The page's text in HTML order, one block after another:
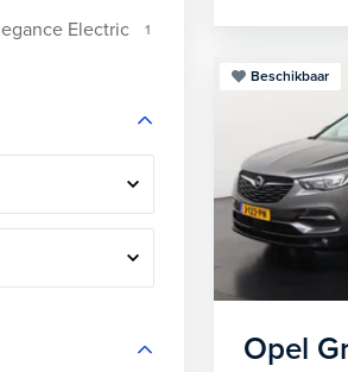
Electric 1
Beschikbaar
Opel